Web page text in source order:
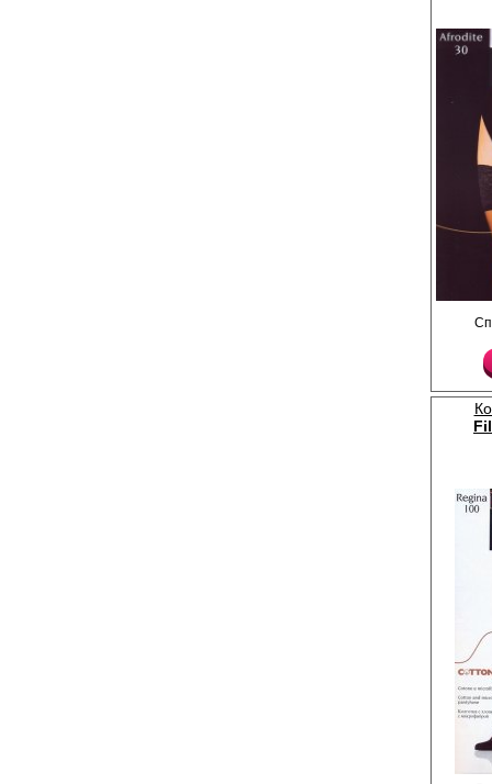
Чулки тонкие,
кружевной резинкой
сформированная
Полиамид 83%